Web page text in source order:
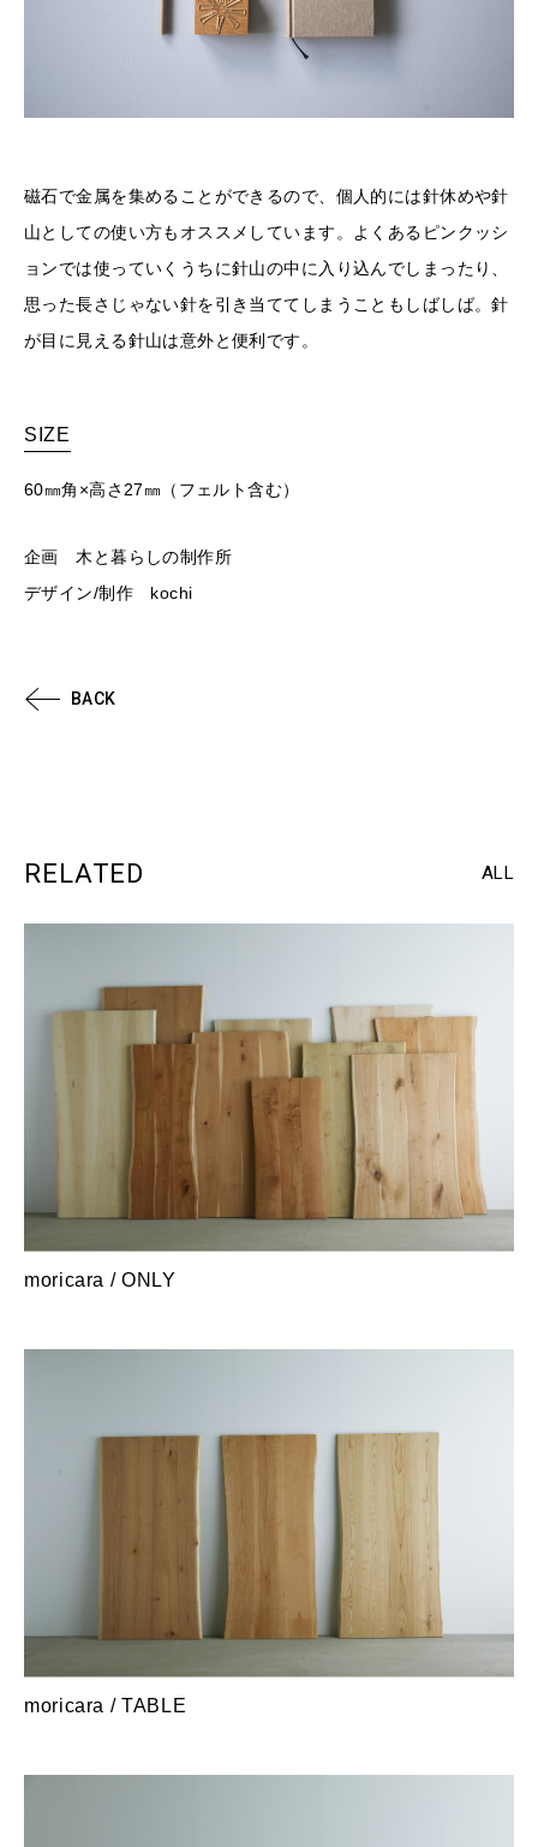
磁石で金属を集めることができるので、個人的には針休めや針
山としての使い方もオススメしています。よくあるピンクッシ
ョンでは使っていくうちに針山の中に入り込んでしまったり、
思った長さじゃない針を引き当ててしまうこともしばしば。針
が目に見える針山は意外と便利です。
SIZE
60㎜角×高さ27㎜（フェルト含む）
企画 木と暮らしの制作所
デザイン/制作 kochi
BACK
RELATED ALL
moricara / ONLY
moricara / TABLE